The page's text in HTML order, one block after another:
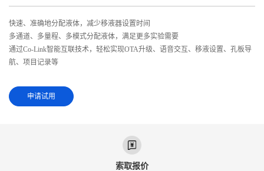
快速、准确地分配液体，减少移液器设置时间
多通道、多量程、多模式分配液体，满足更多实验需要
通过Co-Link智能互联技术，轻松实现OTA升级、语音交互、移液设置、孔板导
航、项目记录等
申请试用
索取报价